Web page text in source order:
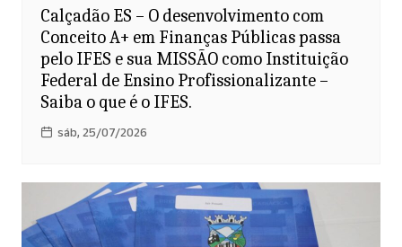
Calçadão ES – O desenvolvimento com
Conceito A+ em Finanças Públicas passa
pelo IFES e sua MISSÃO como Instituição
Federal de Ensino Profissionalizante –
Saiba o que é o IFES.
sáb, 25/07/2026